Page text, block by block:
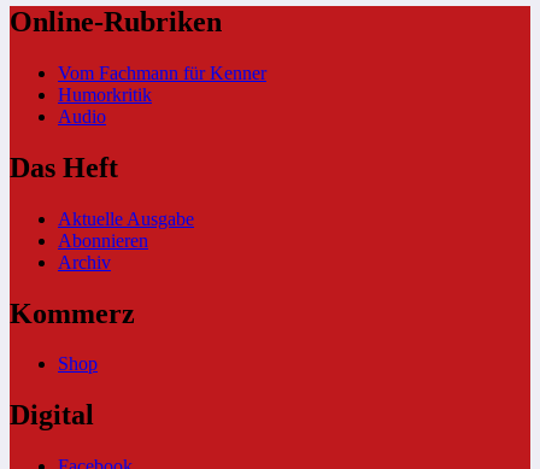
Online-Rubriken
Vom Fachmann für Kenner
Humorkritik
Audio
Das Heft
Aktuelle Ausgabe
Abonnieren
Archiv
Kommerz
Shop
Digital